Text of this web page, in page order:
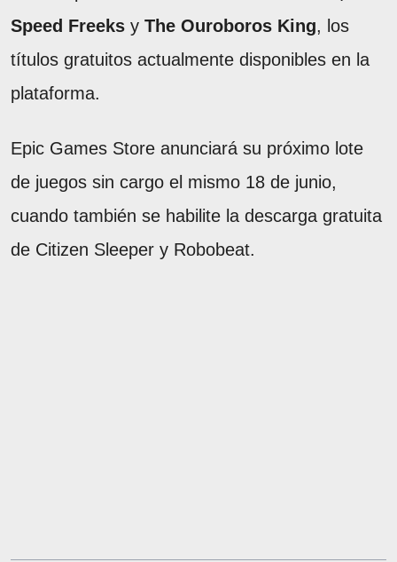
Speed Freeks y The Ouroboros King, los
títulos gratuitos actualmente disponibles en la
plataforma.
Epic Games Store anunciará su próximo lote
de juegos sin cargo el mismo 18 de junio,
cuando también se habilite la descarga gratuita
de Citizen Sleeper y Robobeat.